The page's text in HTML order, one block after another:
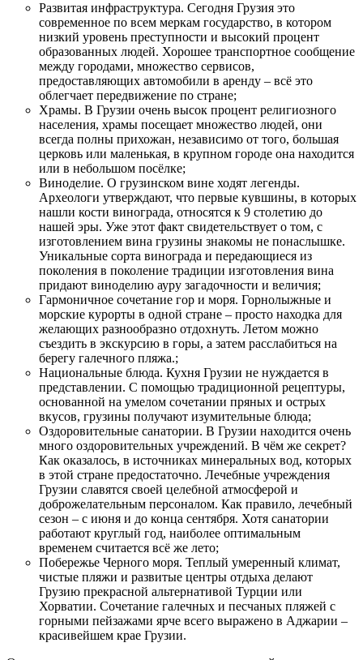
Развитая инфраструктура. Сегодня Грузия это
современное по всем меркам государство, в котором
низкий уровень преступности и высокий процент
образованных людей. Хорошее транспортное сообщение
между городами, множество сервисов,
предоставляющих автомобили в аренду – всё это
облегчает передвижение по стране;
Храмы. В Грузии очень высок процент религиозного
населения, храмы посещает множество людей, они
всегда полны прихожан, независимо от того, большая
церковь или маленькая, в крупном городе она находится
или в небольшом посёлке;
Виноделие. О грузинском вине ходят легенды.
Археологи утверждают, что первые кувшины, в которых
нашли кости винограда, относятся к 9 столетию до
нашей эры. Уже этот факт свидетельствует о том, с
изготовлением вина грузины знакомы не понаслышке.
Уникальные сорта винограда и передающиеся из
поколения в поколение традиции изготовления вина
придают виноделию ауру загадочности и величия;
Гармоничное сочетание гор и моря. Горнолыжные и
морские курорты в одной стране – просто находка для
желающих разнообразно отдохнуть. Летом можно
съездить в экскурсию в горы, а затем расслабиться на
берегу галечного пляжа.;
Национальные блюда. Кухня Грузии не нуждается в
представлении. С помощью традиционной рецептуры,
основанной на умелом сочетании пряных и острых
вкусов, грузины получают изумительные блюда;
Оздоровительные санатории. В Грузии находится очень
много оздоровительных учреждений. В чём же секрет?
Как оказалось, в источниках минеральных вод, которых
в этой стране предостаточно. Лечебные учреждения
Грузии славятся своей целебной атмосферой и
доброжелательным персоналом. Как правило, лечебный
сезон – с июня и до конца сентября. Хотя санатории
работают круглый год, наиболее оптимальным
временем считается всё же лето;
Побережье Черного моря. Теплый умеренный климат,
чистые пляжи и развитые центры отдыха делают
Грузию прекрасной альтернативой Турции или
Хорватии. Сочетание галечных и песчаных пляжей с
горными пейзажами ярче всего выражено в Аджарии –
красивейшем крае Грузии.